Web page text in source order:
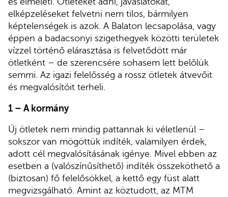
elképzeléseket felvetni nem tilos, bármilyen
képtelenségek is azok. A Balaton lecsapolása, vagy
éppen a badacsonyi szigethegyek közötti területek
vízzel történő elárasztása is felvetődött már
ötletként – de szerencsére sohasem lett belőlük
semmi. Az igazi felelősség a rossz ötletek átvevőit
és megvalósítóit terheli.
1 – A kormány
Új ötletek nem mindig pattannak ki véletlenül –
sokszor van mögöttük indíték, valamilyen érdek,
adott cél megvalósításának igénye. Mivel ebben az
esetben a (valószínűsíthető) indíték összeköthető a
(biztosan) fő felelősökkel, a kettő egy füst alatt
megvizsgálható. Amint az köztudott, az MTM